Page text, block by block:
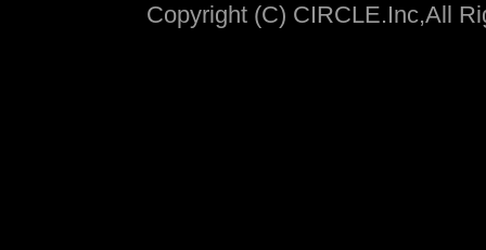
Copyright (C) CIRCLE.Inc,All